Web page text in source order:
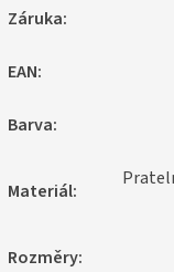
Záruka:
EAN:
Barva:
Materiál:
Rozměry: